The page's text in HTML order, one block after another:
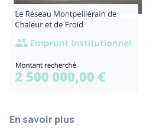
En savoir plus